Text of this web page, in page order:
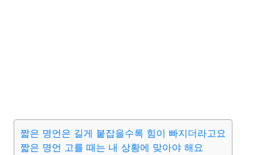
짧은 명언은 길게 붙잡을수록 힘이 빠지더라고요
짧은 명언 고를 때는 내 상황에 맞아야 해요